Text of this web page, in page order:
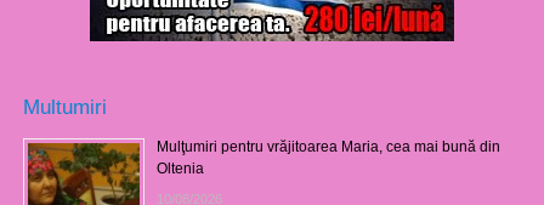
Multumiri
Mulţumiri pentru vrăjitoarea Maria, cea mai bună din
Oltenia
10/08/2026